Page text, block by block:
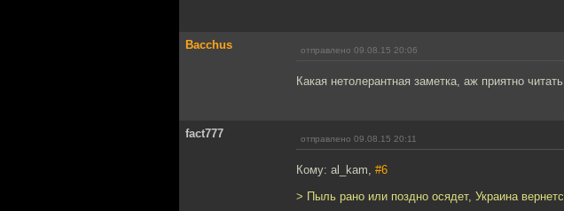
Bacchus отправлено 09.08.15 20:06
Какая нетолерантная заметка, аж приятно
fact777 отправлено 09.08.15 20:11
Кому: al_kam, #6
> Пыль рано или поздно осядет, Украина